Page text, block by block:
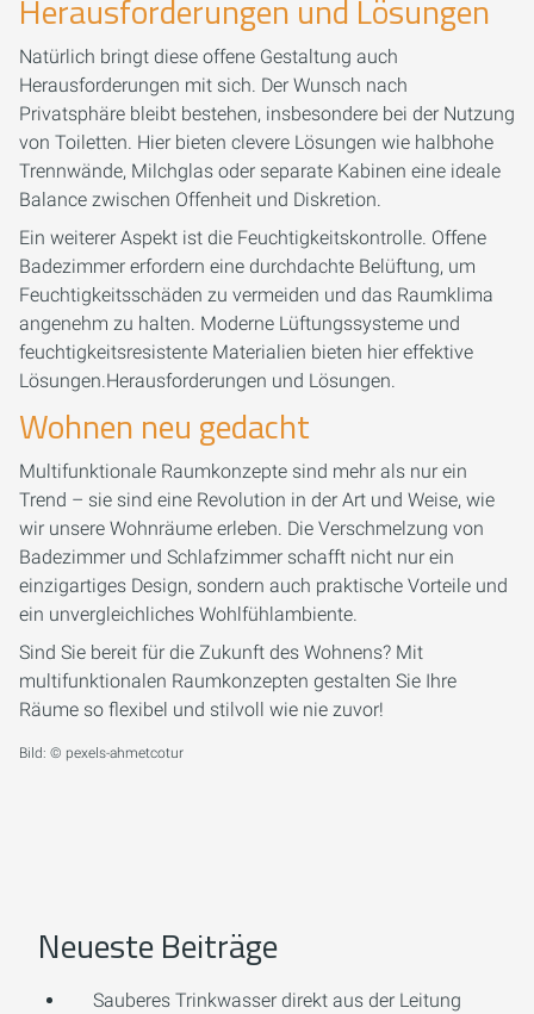
Herausforderungen und Lösungen
Natürlich bringt diese offene Gestaltung auch
Herausforderungen mit sich. Der Wunsch nach
Privatsphäre bleibt bestehen, insbesondere bei der Nutzung
von Toiletten. Hier bieten clevere Lösungen wie halbhohe
Trennwände, Milchglas oder separate Kabinen eine ideale
Balance zwischen Offenheit und Diskretion.
Ein weiterer Aspekt ist die Feuchtigkeitskontrolle. Offene
Badezimmer erfordern eine durchdachte Belüftung, um
Feuchtigkeitsschäden zu vermeiden und das Raumklima
angenehm zu halten. Moderne Lüftungssysteme und
feuchtigkeitsresistente Materialien bieten hier effektive
Lösungen.Herausforderungen und Lösungen.
Wohnen neu gedacht
Multifunktionale Raumkonzepte sind mehr als nur ein
Trend – sie sind eine Revolution in der Art und Weise, wie
wir unsere Wohnräume erleben. Die Verschmelzung von
Badezimmer und Schlafzimmer schafft nicht nur ein
einzigartiges Design, sondern auch praktische Vorteile und
ein unvergleichliches Wohlfühlambiente.
Sind Sie bereit für die Zukunft des Wohnens? Mit
multifunktionalen Raumkonzepten gestalten Sie Ihre
Räume so flexibel und stilvoll wie nie zuvor!
Bild: © pexels-ahmetcotur
Neueste Beiträge
Sauberes Trinkwasser direkt aus der Leitung